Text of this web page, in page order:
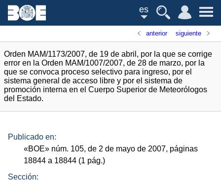
es
anterior siguiente
Orden MAM/1173/2007, de 19 de abril, por la que se corrige
error en la Orden MAM/1007/2007, de 28 de marzo, por la
que se convoca proceso selectivo para ingreso, por el
sistema general de acceso libre y por el sistema de
promoción interna en el Cuerpo Superior de Meteorólogos
del Estado.
Publicado en:
«BOE» núm. 105, de 2 de mayo de 2007, páginas
18844 a 18844 (1 pág.)
Sección: